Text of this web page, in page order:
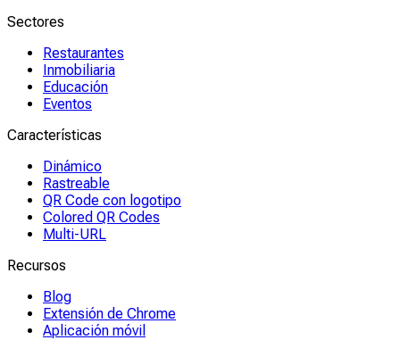
Sectores
Restaurantes
Inmobiliaria
Educación
Eventos
Características
Dinámico
Rastreable
QR Code con logotipo
Colored QR Codes
Multi-URL
Recursos
Blog
Extensión de Chrome
Aplicación móvil